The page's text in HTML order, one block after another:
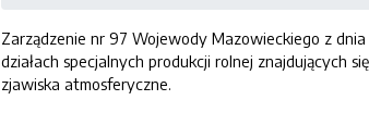
Zarządzenie nr 97 Wojewody Mazowieckiego z
działach specjalnych produkcji rolnej znajdujących
zjawiska atmosferyczne.